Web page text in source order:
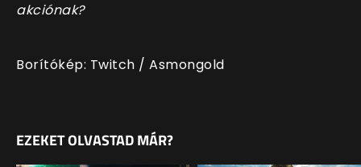
akciónak?
Borítókép: Twitch / Asmongold
EZEKET OLVASTAD MÁR?